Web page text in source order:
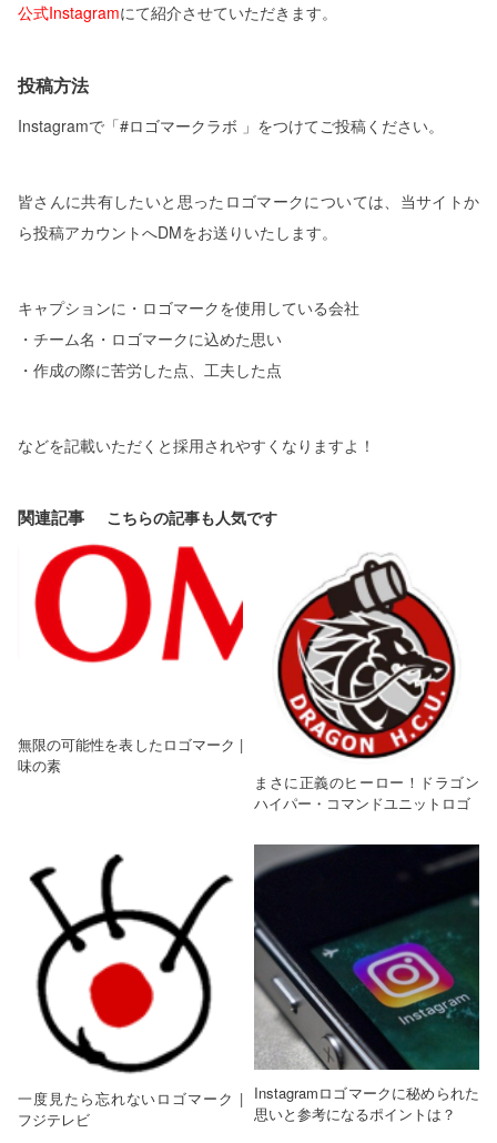
公式Instagramにて紹介させていただきます。
投稿方法
Instagramで「#ロゴマークラボ 」をつけてご投稿ください。
皆さんに共有したいと思ったロゴマークについては、当サイトか
ら投稿アカウントへDMをお送りいたします。
キャプションに・ロゴマークを使用している会社
・チーム名・ロゴマークに込めた思い
・作成の際に苦労した点、工夫した点
などを記載いただくと採用されやすくなりますよ！
関連記事
無限の可能性を表したロゴマーク |
味の素
まさに正義のヒーロー！ドラゴン
ハイパー・コマンドユニットロゴ
一度見たら忘れないロゴマーク |
フジテレビ
Instagramロゴマークに秘められた
思いと参考になるポイントは？